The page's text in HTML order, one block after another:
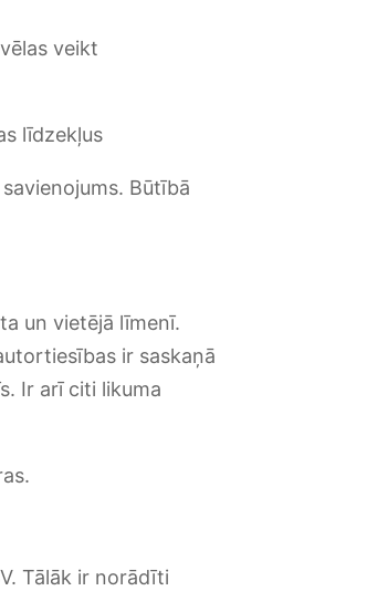
veikt
līdzekļus
Būtībā
un vietējā līmenī.
ir saskaņā
Ir arī citi likuma
Tālāk ir norādīti